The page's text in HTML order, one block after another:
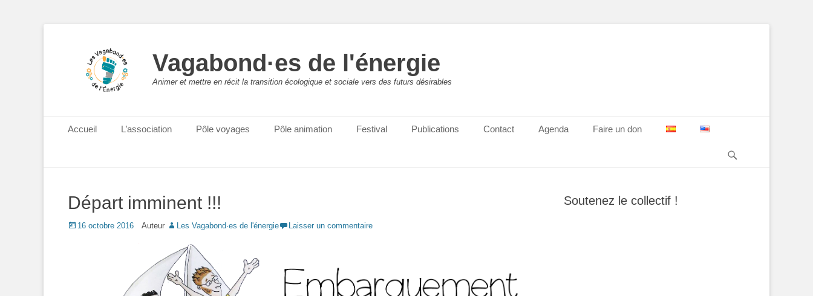
Vagabond·es de l'énergie
Animer et mettre en récit la transition écologique et sociale vers des futurs désirables
Menu principal
Accueil L’association Pôle voyages Pôle animation Festival Publications Contact Agenda Faire un don
Départ imminent !!!
Posted
16 octobre 2016 Auteur Les Vagabond·es de l'énergie Laisser un commentaire
Soutenez le collectif !